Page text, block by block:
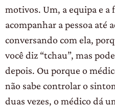
motivos. Um, a equipa e
acompanhar a pessoa até
conversando com ela,
você diz “tchau”, mas
depois. Ou porque o
não sabe controlar o
duas vezes, o médico dá